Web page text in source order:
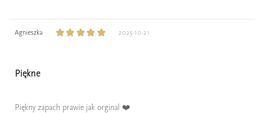
Agnieszka 2025-10-21
Piękne
Piękny zapach prawie jak orginal ❤️